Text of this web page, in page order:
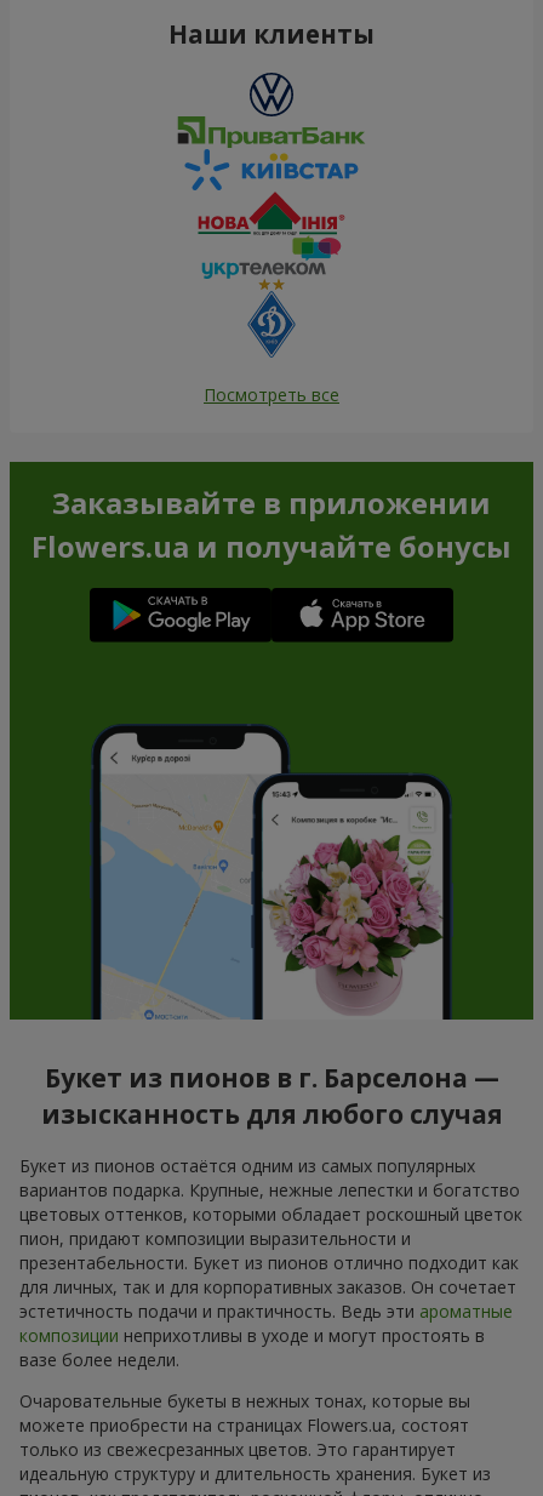
Наши клиенты
Посмотреть все
Заказывайте в приложении
Flowers.ua и получайте бонусы
Букет из пионов в г. Барселона —
изысканность для любого случая
Букет из пионов остаётся одним из самых популярных
вариантов подарка. Крупные, нежные лепестки и богатство
цветовых оттенков, которыми обладает роскошный цветок
пион, придают композиции выразительности и
презентабельности. Букет из пионов отлично подходит как
для личных, так и для корпоративных заказов. Он сочетает
эстетичность подачи и практичность. Ведь эти ароматные
композиции неприхотливы в уходе и могут простоять в
вазе более недели.
Очаровательные букеты в нежных тонах, которые вы
можете приобрести на страницах Flowers.ua, состоят
только из свежесрезанных цветов. Это гарантирует
идеальную структуру и длительность хранения. Букет из